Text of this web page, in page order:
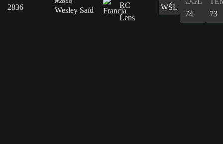
2836 Wesley Saïd WŚL
74
73